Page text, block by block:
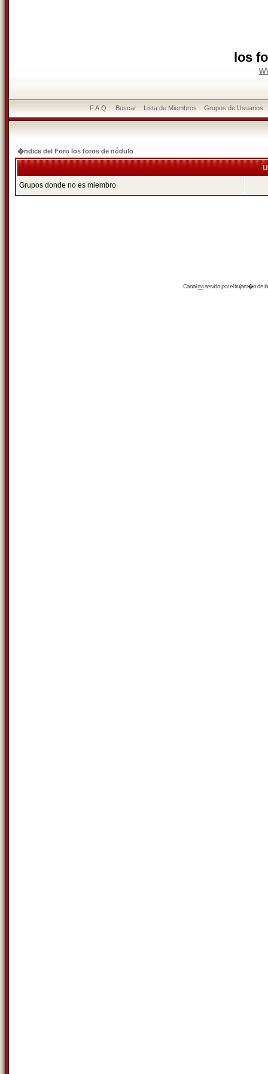
los
F.A.Q. Buscar Lista de Miembros Grupos de Usuarios
�ndice del Foro los foros de nódulo
Grupos donde no es miembro
Canalrssservido por eltrujam�nde